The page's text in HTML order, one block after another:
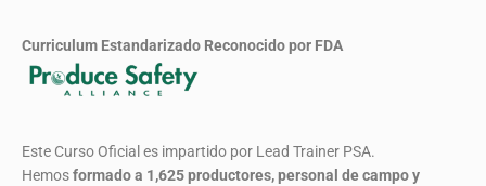
Curriculum Estandarizado Reconocido por FDA
Este Curso Oficial es impartido por Lead Trainer PSA.
Hemosformadoa 1,625 productores, personal de campo y